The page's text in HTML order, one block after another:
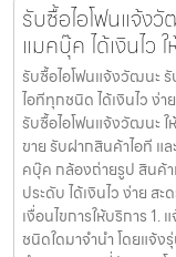
รับซื้อไอโฟนแจ้ง
แมคบุ๊ค ได้เงินไว
รับซื้อไอโฟนแจ้งวัฒนะ
ไอทีทุกชนิด ได้เงินไว ง่า
รับซื้อไอโฟนแจ้งวัฒนะ
ขาย รับฝากสินค้าไอที แ
คบุ๊ค กล้องถ่ายรูป สินค้า
ประดับ ได้เงินไว ง่าย ส
เงื่อนไขการให้บริการ
ชนิดใดมาจำนำ โดยแจ้ง